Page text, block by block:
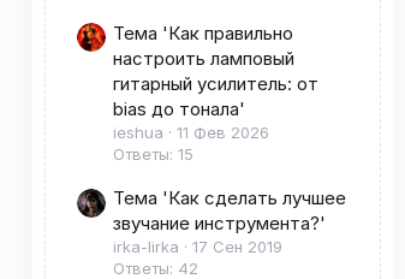
Тема 'Как правильно
настроить ламповый
гитарный усилитель: от
bias до тонала'
ieshua
11 Фев 2026
Ответы: 15
Тема 'Как сделать лучшее
звучание инструмента?'
irka-lirka
17 Сен 2019
Ответы: 42